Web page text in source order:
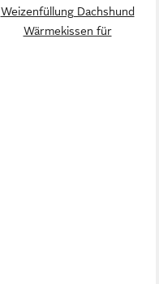
Weizenfüllung Dachshund
Wärmekissen für